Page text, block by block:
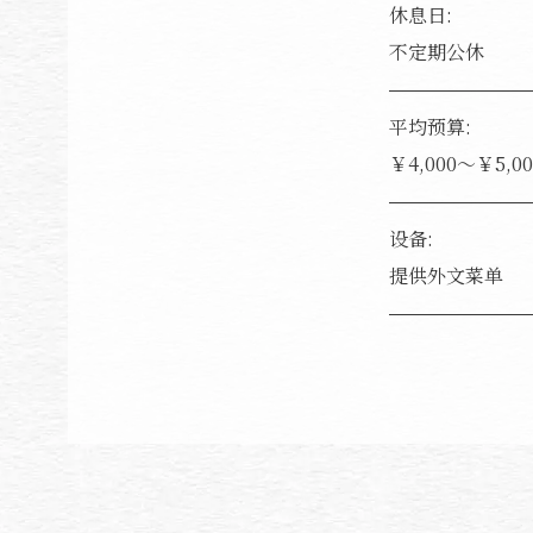
休息日:
不定期公休
平均预算:
￥4,000～￥
设备:
提供外文菜单